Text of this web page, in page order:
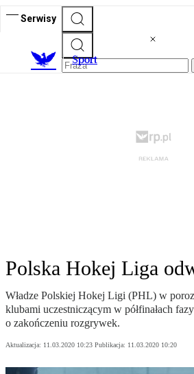
Serwisy
Sport
Polska Hokej Liga
Władze Polskiej Hokej Ligi (PHL) w
klubami uczestniczącym w półfinałach
o zakończeniu rozgrywek.
Aktualizacja: 11.03.2020 10:23 Publikacja: 11.03.2020 10:20